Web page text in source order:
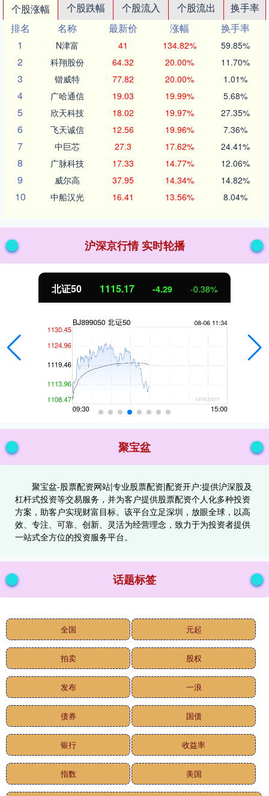
个股涨幅 个股跌幅 个股流入 个股流出
换手率
排名
名称 最新价 涨幅
换手率
1
N津富 41 134.82% 59.85%
2 科翔股份 64.32 20.00% 11.70%
3 锴威特 77.82 20.00% 1.01%
4 广哈通信 19.03 19.99% 5.68%
5 欣天科技 18.02 19.97% 27.35%
6 飞天诚信 12.56 19.96% 7.36%
7 中巨芯 27.3 17.62% 24.41%
8 广脉科技 17.33 14.77% 12.06%
9 威尔高 37.95 14.34% 14.82%
10 中船汉光 16.41 13.56% 8.04%
沪深京行情 实时轮播
北证50 1115.17 -4.29 -0.38%
聚宝盆
聚宝盆-股票配资网站|专业股票配资|配资开户:提供沪深股及
杠杆式投资等交易服务，并为客户提供股票配资个人化多种投资
方案，助客户实现财富目标。该平台立足深圳，放眼全球，以高
效、专注、可靠、创新、灵活为经营理念，致力于为投资者提供
一站式全方位的投资服务平台。
话题标签
全国 元起
拍卖 股权
发布 一浪
债券 国债
银行 收益率
指数 美国